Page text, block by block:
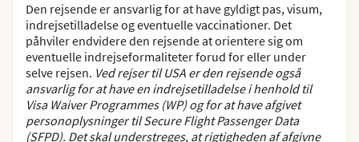
Den rejsende er ansvarlig for at have gyldigt pas, visum,
indrejsetilladelse og eventuelle vaccinationer. Det
påhviler endvidere den rejsende at orientere sig om
eventuelle indrejseformaliteter forud for eller under
selve rejsen. Ved rejser til USA er den rejsende også
ansvarlig for at have en indrejsetilladelse i henhold til
Visa Waiver Programmes (WP) og for at have afgivet
personoplysninger til Secure Flight Passenger Data
(SFPD). Det skal understreges, at rigtigheden af afgivne